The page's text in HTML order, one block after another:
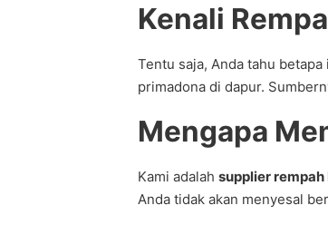
Kenali
Tentu saja, Anda tahu
primadona di dapur.
Mengapa
Kami adalah supplier
Anda tidak akan menyesal